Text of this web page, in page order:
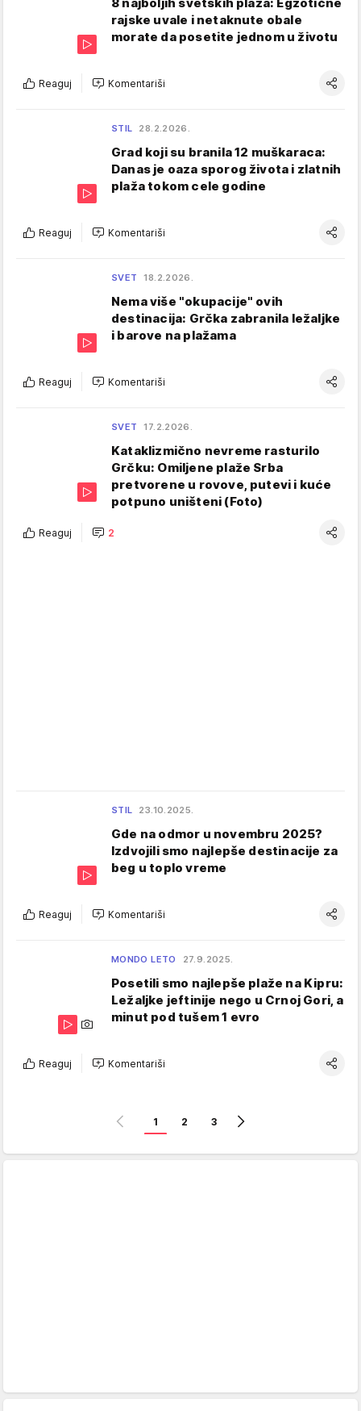
rajske uvale i netaknute obale
morate da posetite jednom u životu
Reaguj Komentariši
STIL 28.2.2026.
Grad koji su branila 12 muškaraca:
Danas je oaza sporog života i zlatnih
plaža tokom cele godine
Reaguj Komentariši
SVET 18.2.2026.
Nema više "okupacije" ovih
destinacija: Grčka zabranila ležaljke
i barove na plažama
Reaguj Komentariši
SVET 17.2.2026.
Kataklizmično nevreme rasturilo
Grčku: Omiljene plaže Srba
pretvorene u rovove, putevi i kuće
potpuno uništeni (Foto)
Reaguj 2
STIL 23.10.2025.
Gde na odmor u novembru 2025?
Izdvojili smo najlepše destinacije za
beg u toplo vreme
Reaguj Komentariši
MONDO LETO 27.9.2025.
Posetili smo najlepše plaže na Kipru:
Ležaljke jeftinije nego u Crnoj Gori, a
minut pod tušem 1 evro
Reaguj Komentariši
1 2 3